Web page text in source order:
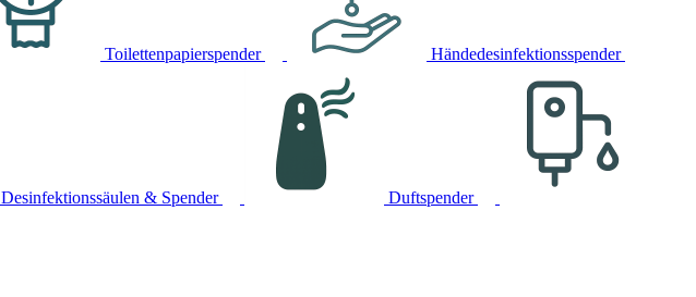
Toilettenpapierspender Händedesinfektionsspender
Desinfektionssäulen & Spender
Duftspender